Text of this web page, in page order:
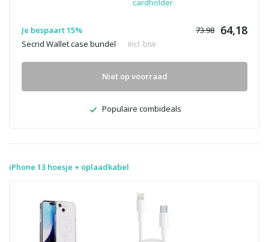
cardholder
Je bespaart 15% 73.98 64,18
Secrid Wallet case bundel Incl. btw
Niet op voorraad
Populaire combideals
iPhone 13 hoesje + oplaadkabel